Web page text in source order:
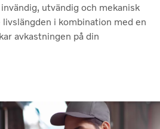
utvändig och mekanisk
i kombination med en
avkastningen på din